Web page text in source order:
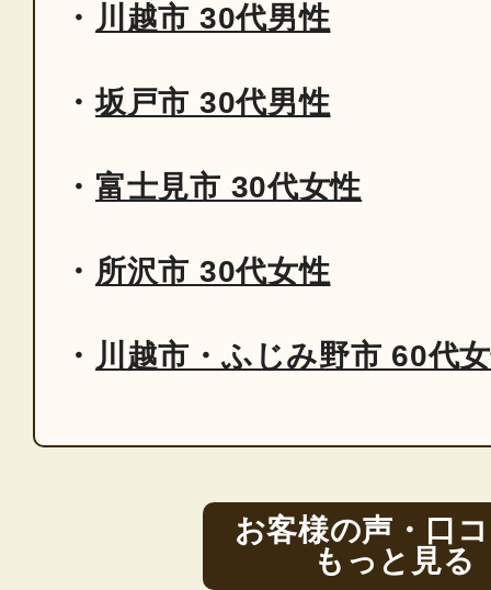
川越市 30代男性
坂戸市 30代男性
富士見市 30代女性
所沢市 30代女性
川越市・ふじみ野市 60代
お客様の声・口
もっと見る